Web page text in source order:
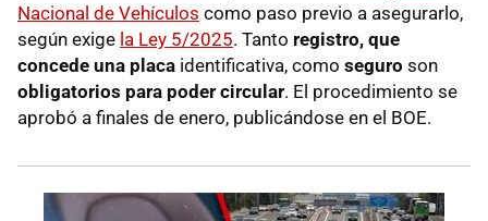
Nacional de Vehículos como paso previo a asegurarlo,
según exige la Ley 5/2025. Tanto registro, que
concede una placa identificativa, como seguro son
obligatorios para poder circular. El procedimiento se
aprobó a finales de enero, publicándose en el BOE.